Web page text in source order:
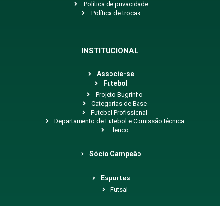
Política de privacidade
Política de trocas
INSTITUCIONAL
Associe-se
Futebol
Projeto Bugrinho
Categorias de Base
Futebol Profissional
Departamento de Futebol e Comissão técnica
Elenco
Sócio Campeão
Esportes
Futsal